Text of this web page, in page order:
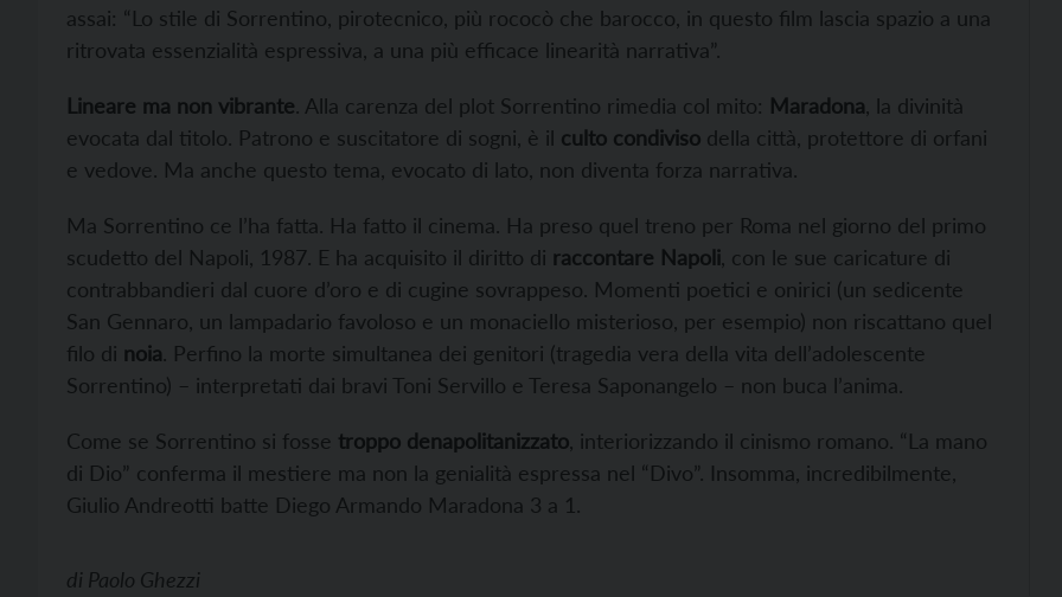
assai: “Lo stile di Sorrentino, pirotecnico, più rococò che barocco, in questo film lascia spazio a una
ritrovata essenzialità espressiva, a una più efficace linearità narrativa”.
Lineare ma non vibrante. Alla carenza del plot Sorrentino rimedia col mito: Maradona , la divinità
evocata dal titolo. Patrono e suscitatore di sogni, è il culto condiviso della città, protettore di orfani
e vedove. Ma anche questo tema, evocato di lato, non diventa forza narrativa.
Ma Sorrentino ce l’ha fatta. Ha fatto il cinema. Ha preso quel treno per Roma nel giorno del primo
scudetto del Napoli, 1987. E ha acquisito il diritto di raccontare Napoli , con le sue caricature di
contrabbandieri dal cuore d’oro e di cugine sovrappeso. Momenti poetici e onirici (un sedicente
San Gennaro, un lampadario favoloso e un monaciello misterioso, per esempio) non riscattano quel
filo di noia. Perfino la morte simultanea dei genitori (tragedia vera della vita dell’adolescente
Sorrentino) – interpretati dai bravi Toni Servillo e Teresa Saponangelo – non buca l’anima.
Come se Sorrentino si fosse troppo denapolitanizzato , interiorizzando il cinismo romano. “La mano
di Dio” conferma il mestiere ma non la genialità espressa nel “Divo”. Insomma, incredibilmente,
Giulio Andreotti batte Diego Armando Maradona 3 a 1.
di Paolo Ghezzi